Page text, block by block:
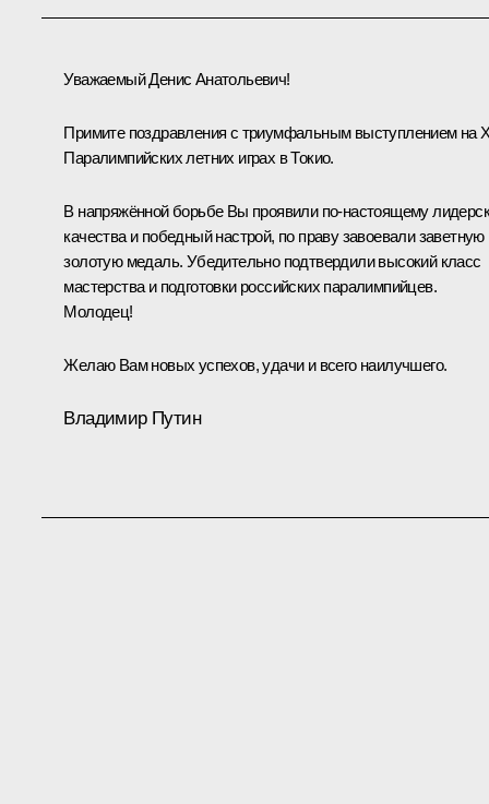
Уважаемый Денис Анатольевич!
Примите поздравления с триумфальным выступлением на
Паралимпийских летних играх в Токио.
В напряжённой борьбе Вы проявили по-настоящему
качества и победный настрой, по праву завоевали заветную
золотую медаль. Убедительно подтвердили высокий класс
мастерства и подготовки российских паралимпийцев.
Молодец!
Желаю Вам новых успехов, удачи и всего наилучшего.
Владимир Путин